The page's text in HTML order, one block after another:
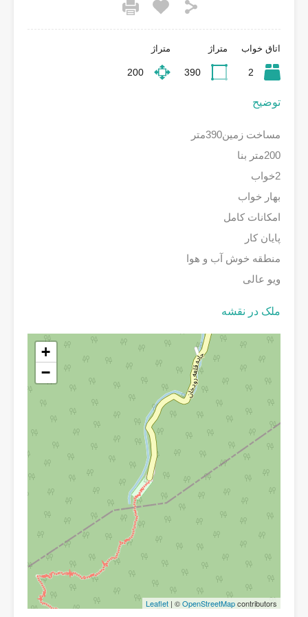
اتاق خواب
2
متراژ
390
متراژ
200
توضیح
مساخت زمین390متر
200متر بنا
2خواب
بهار خواب
امکانات کامل
پایان کار
منطقه خوش آب و هوا
ویو عالی
ملک در نقشه
+
−
Leaflet | ©OpenStreetMapcontributors